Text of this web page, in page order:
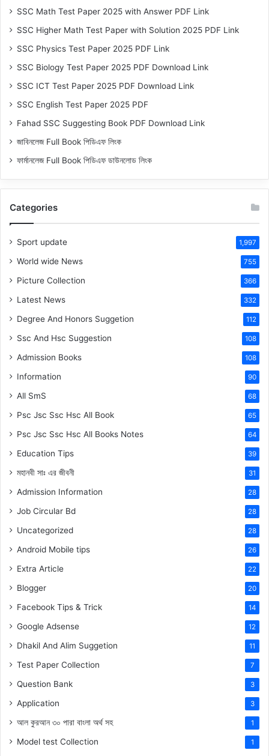
SSC Math Test Paper 2025 with Answer PDF Link
SSC Higher Math Test Paper with Solution 2025 PDF Link
SSC Physics Test Paper 2025 PDF Link
SSC Biology Test Paper 2025 PDF Download Link
SSC ICT Test Paper 2025 PDF Download Link
SSC English Test Paper 2025 PDF
Fahad SSC Suggesting Book PDF Download Link
জাবিনলেজ Full Book পিডিএফ লিংক
ফার্মানলেজ Full Book পিডিএফ ডাউনলোড লিংক
Categories
Sport update 1,997
World wide News 755
Picture Collection 366
Latest News 332
Degree And Honors Suggetion 112
Ssc And Hsc Suggestion 108
Admission Books 108
Information 90
All SmS 68
Psc Jsc Ssc Hsc All Book 65
Psc Jsc Ssc Hsc All Books Notes 64
Education Tips 39
মহানবী সাঃ এর জীবনী 31
Admission Information 28
Job Circular Bd 28
Uncategorized 28
Android Mobile tips 26
Extra Article 22
Blogger 20
Facebook Tips & Trick 14
Google Adsense 12
Dhakil And Alim Suggetion 11
Test Paper Collection 7
Question Bank 3
Application 3
আল কুরআন ৩০ পারা বাংলা অর্থ সহ 1
Model test Collection 1